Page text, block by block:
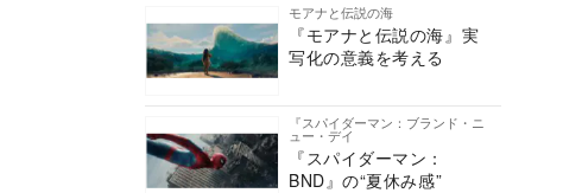
モアナと伝説の海
『モアナと伝説の海』実
写化の意義を考える
『スパイダーマン：ブランド・ニ
ュー・デイ
『スパイダーマン：
BND』の“夏休み感”